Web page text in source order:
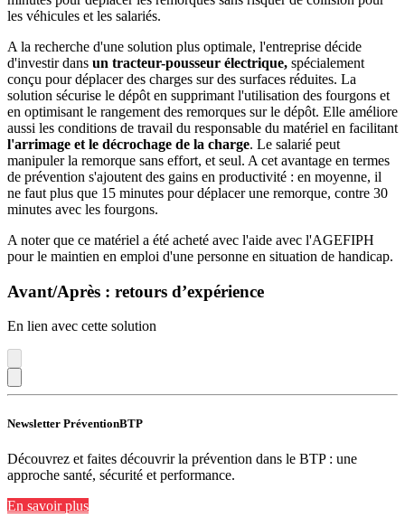
les véhicules et les salariés.
A la recherche d'une solution plus optimale, l'entreprise décide
d'investir dans un tracteur-pousseur électrique, spécialement
conçu pour déplacer des charges sur des surfaces réduites. La
solution sécurise le dépôt en supprimant l'utilisation des fourgons et
en optimisant le rangement des remorques sur le dépôt. Elle améliore
aussi les conditions de travail du responsable du matériel en facilitant
l'arrimage et le décrochage de la charge. Le salarié peut
manipuler la remorque sans effort, et seul. A cet avantage en termes
de prévention s'ajoutent des gains en productivité : en moyenne, il
ne faut plus que 15 minutes pour déplacer une remorque, contre 30
minutes avec les fourgons.
A noter que ce matériel a été acheté avec l'aide avec l'AGEFIPH
pour le maintien en emploi d'une personne en situation de handicap.
Avant/Après : retours d’expérience
En lien avec cette solution
Newsletter PréventionBTP
Découvrez et faites découvrir la prévention dans le BTP : une
approche santé, sécurité et performance.
En savoir plus